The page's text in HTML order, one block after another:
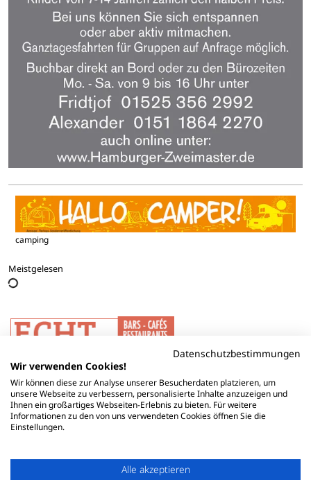
camping
Meistgelesen
Datenschutzbestimmungen
Wir verwenden Cookies!
Wir können diese zur Analyse unserer Besucherdaten platzieren, um
unsere Webseite zu verbessern, personalisierte Inhalte anzuzeigen und
Ihnen ein großartiges Webseiten-Erlebnis zu bieten. Für weitere
Informationen zu den von uns verwendeten Cookies öffnen Sie die
Einstellungen.
Alle akzeptieren